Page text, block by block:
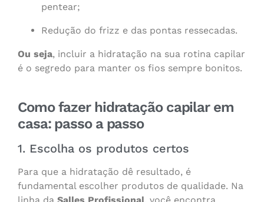
pentear;
Redução do frizz e das pontas ressecadas.
Ou seja, incluir a hidratação na sua rotina capilar
é o segredo para manter os fios sempre bonitos.
Como fazer hidratação capilar em
casa: passo a passo
1. Escolha os produtos certos
Para que a hidratação dê resultado, é
fundamental escolher produtos de qualidade. Na